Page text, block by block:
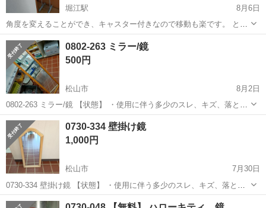
堀江駅
8月6日
角度を変えることができ、キャスター付きなので移動も楽です。 とて
も軽いので片手で運ぶことができるので、ハンドメイド作品販売の方
など便利に持ち運べます。 軽いのですが、土台が幅広なので倒れる心
配はほぼないです。 鏡のサイズ...
愛媛 松山市 ミラー/鏡
0802-263 ミラー/鏡
500円
松山市
8月2日
0802-263 ミラー/鏡 【状態】 ・使用に伴う多少のスレ、キズ、落とし
きれない汚れなどございます ・詳細は現地でご確認ください ・お値引
きは出来かねますのでご了承願います ※中古品のため、状態につい
て...
愛媛 松山市 ミラー/鏡 現地
0730-334 壁掛け鏡
1,000円
松山市
7月30日
0730-334 壁掛け鏡 【状態】 ・使用に伴う多少のスレ、キズ、落とし
きれない汚れなどございます ・詳細は現地でご確認ください ・お値引
愛媛 松山市 現地